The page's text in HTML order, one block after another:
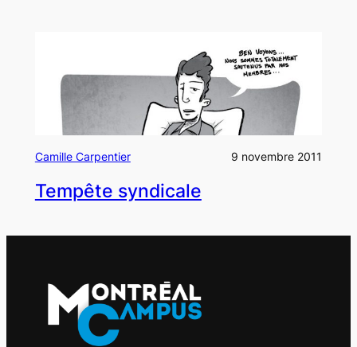
Camille Carpentier 9 novembre 2011
Tempête syndicale